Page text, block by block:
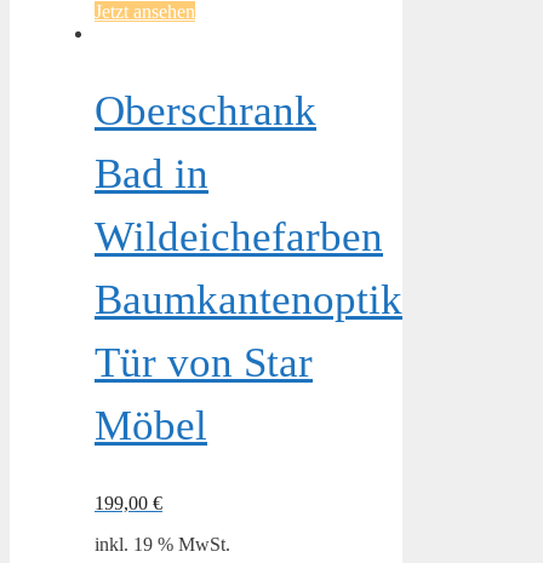
Jetzt ansehen
Oberschrank
Bad in
Wildeichefarben
Baumkantenoptik
Tür von Star
Möbel
199,00 €
inkl. 19 % MwSt.